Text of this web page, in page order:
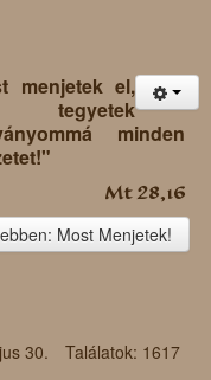
menjetek el,
minden
Mt 28,16
Most Menjetek!
30. Találatok: 1617